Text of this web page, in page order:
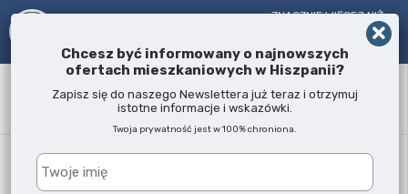
ZNACZNIE WIĘCEJ NIŻ
AGENT NIERUCHOMOŚCI!
Lokalizacja
Każda
Chcesz być informowany o najnowszych
ofertach mieszkaniowych w Hiszpanii?
Zapisz się do naszego Newslettera już teraz i otrzymuj
istotne informacje i wskazówki.
Twoja prywatność jest w 100% chroniona.